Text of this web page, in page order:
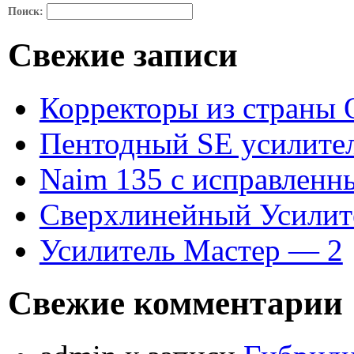
Поиск:
Свежие записи
Корректоры из страны
Пентодный SE
Naim 135 с
Сверхлинейный
Усилитель Мастер — 2
Свежие комментарии